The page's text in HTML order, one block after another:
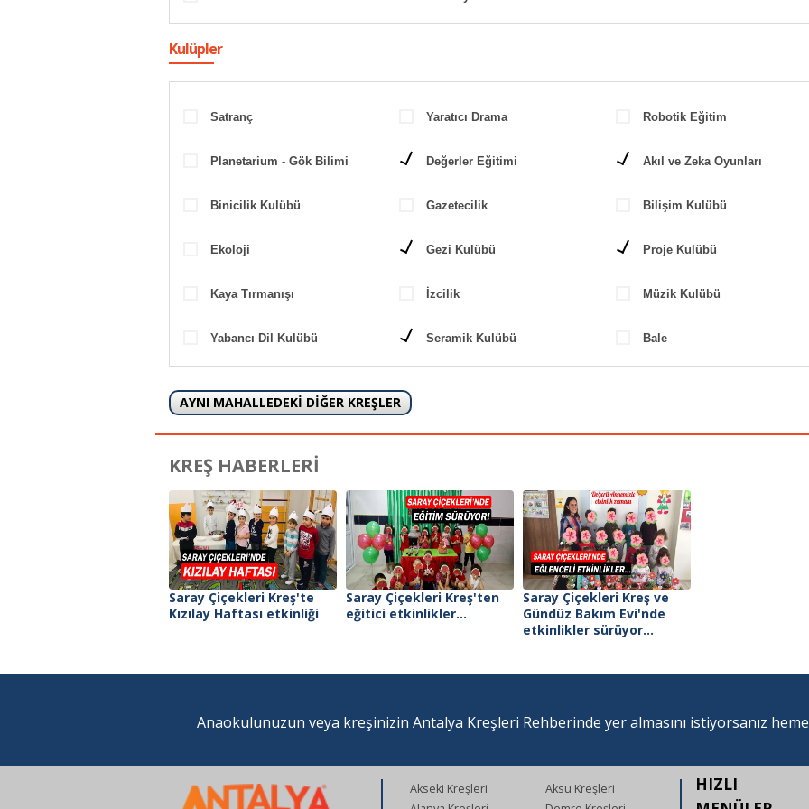
Kulüpler
Satranç Yaratıcı Drama Robotik Eğitim
Planetarium - Gök Bilimi Değerler Eğitimi Akıl ve Zeka Oyunları
Binicilik Kulübü Gazetecilik Bilişim Kulübü
Ekoloji Gezi Kulübü Proje Kulübü
Kaya Tırmanışı İzcilik Müzik Kulübü
Yabancı Dil Kulübü Seramik Kulübü Bale
AYNI MAHALLEDEKİ DİĞER KREŞLER
KREŞ HABERLERİ
Saray Çiçekleri Kreş'te
Kızılay Haftası etkinliği
Saray Çiçekleri Kreş'ten
eğitici etkinlikler...
Saray Çiçekleri Kreş ve
Gündüz Bakım Evi'nde
etkinlikler sürüyor...
Anaokulunuzun veya kreşinizin Antalya Kreşleri Rehberinde yer almasını istiyorsanız
Akseki Kreşleri
Aksu Kreşleri
HIZLI